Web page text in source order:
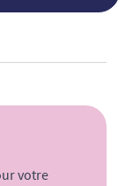
votre